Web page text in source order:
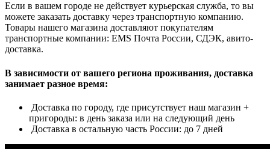
Если в вашем городе не действует курьерская служба, то вы
можете заказать доставку через транспортную компанию.
Товары нашего магазина доставляют покупателям
транспортные компании: EMS Почта России, СДЭК, авито-
доставка.
В зависимости от вашего региона проживания, доставка
занимает разное время:
Доставка по городу, где присутствует наш магазин +
пригороды: в день заказа или на следующий день
Доставка в остальную часть России: до 7 дней